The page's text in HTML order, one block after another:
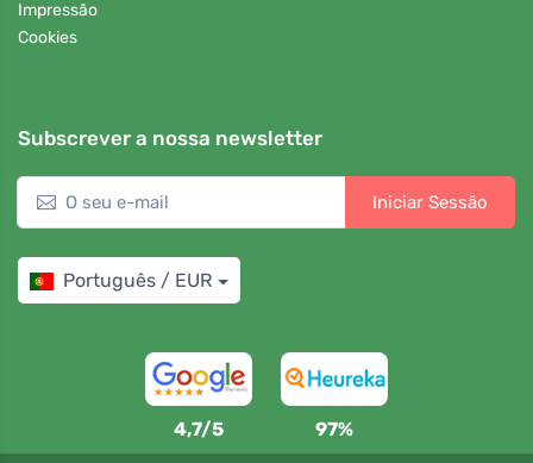
Impressão
Cookies
Subscrever a nossa newsletter
Iniciar Sessão
Português / EUR
4,7/5 97%